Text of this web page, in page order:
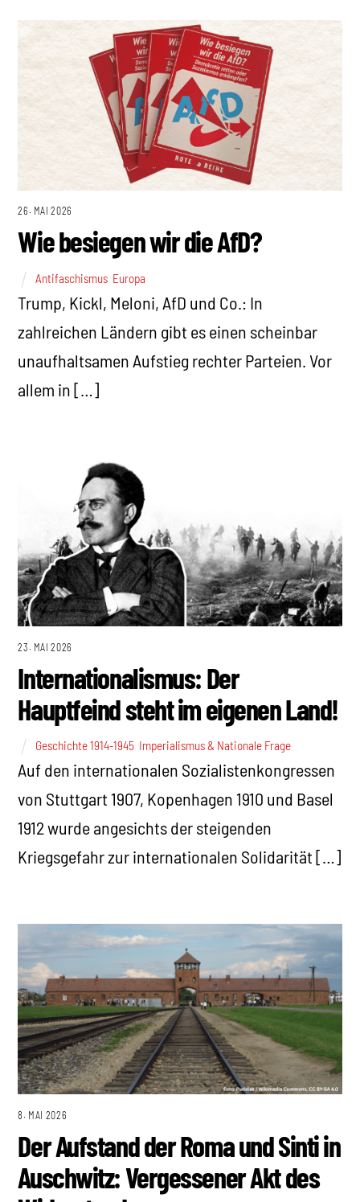
26. MAI 2026
Wie besiegen wir die AfD?
Antifaschismus Europa
Trump, Kickl, Meloni, AfD und Co.: In
zahlreichen Ländern gibt es einen scheinbar
unaufhaltsamen Aufstieg rechter Parteien. Vor
allem in […]
23. MAI 2026
Internationalismus: Der
Hauptfeind steht im eigenen Land!
Geschichte 1914-1945 Imperialismus & Nationale Frage
Auf den internationalen Sozialistenkongressen
von Stuttgart 1907, Kopenhagen 1910 und Basel
1912 wurde angesichts der steigenden
Kriegsgefahr zur internationalen Solidarität […]
8. MAI 2026
Der Aufstand der Roma und Sinti in
Auschwitz: Vergessener Akt des